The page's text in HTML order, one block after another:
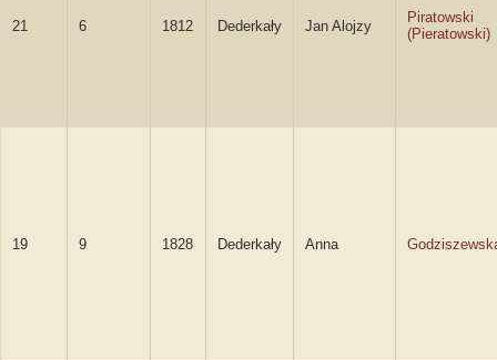
21 6 1812 Dederkały Jan Alojzy
Piratowski
(Pieratowski)
19 9 1828 Dederkały Anna